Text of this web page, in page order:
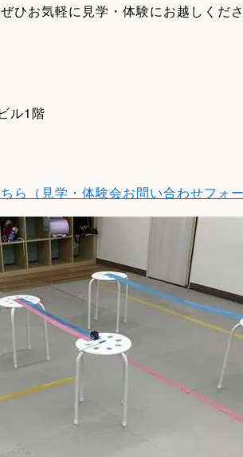
ひお気軽に見学・体験にお越しくだ
ル1階
ちら（見学・体験会お問い合わせフォー